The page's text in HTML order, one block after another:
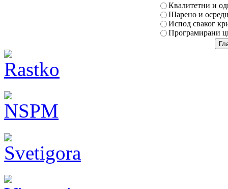
Квалитетни и
Шарено и
Испод сваког
Програмирани